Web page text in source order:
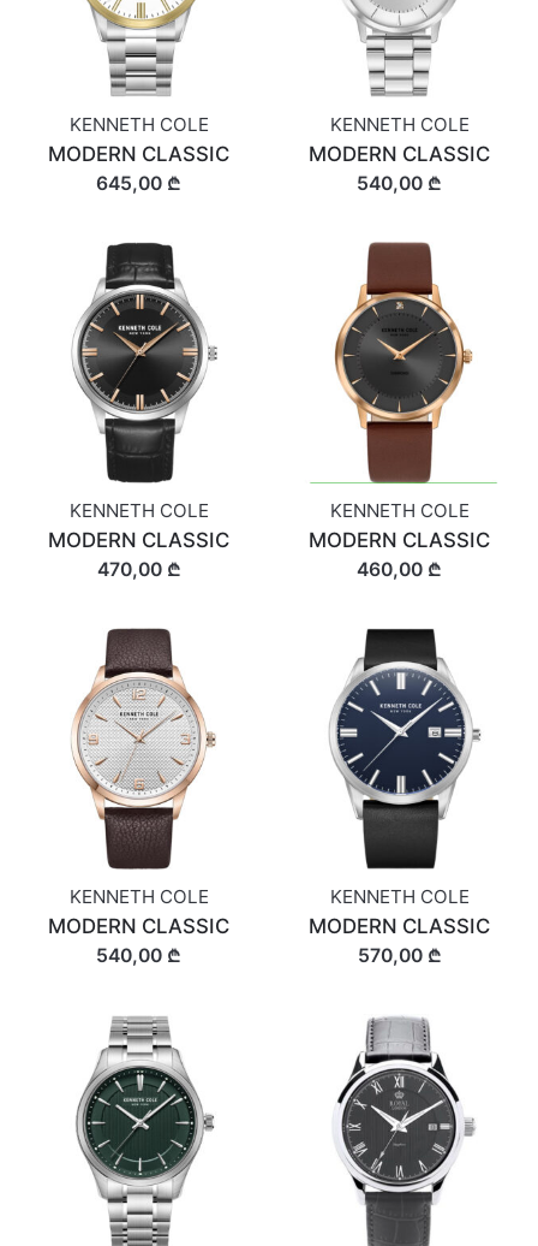
KENNETH COLE
MODERN CLASSIC
645,00 ₾
KENNETH COLE
MODERN CLASSIC
540,00 ₾
KENNETH COLE
MODERN CLASSIC
470,00 ₾
KENNETH COLE
MODERN CLASSIC
460,00 ₾
KENNETH COLE
MODERN CLASSIC
540,00 ₾
KENNETH COLE
MODERN CLASSIC
570,00 ₾